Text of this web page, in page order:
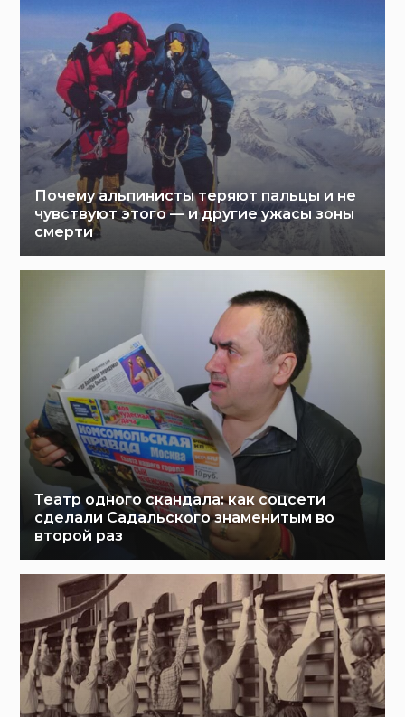
Почему альпинисты теряют пальцы и не
чувствуют этого — и другие ужасы зоны
смерти
Театр одного скандала: как соцсети
сделали Садальского знаменитым во
второй раз